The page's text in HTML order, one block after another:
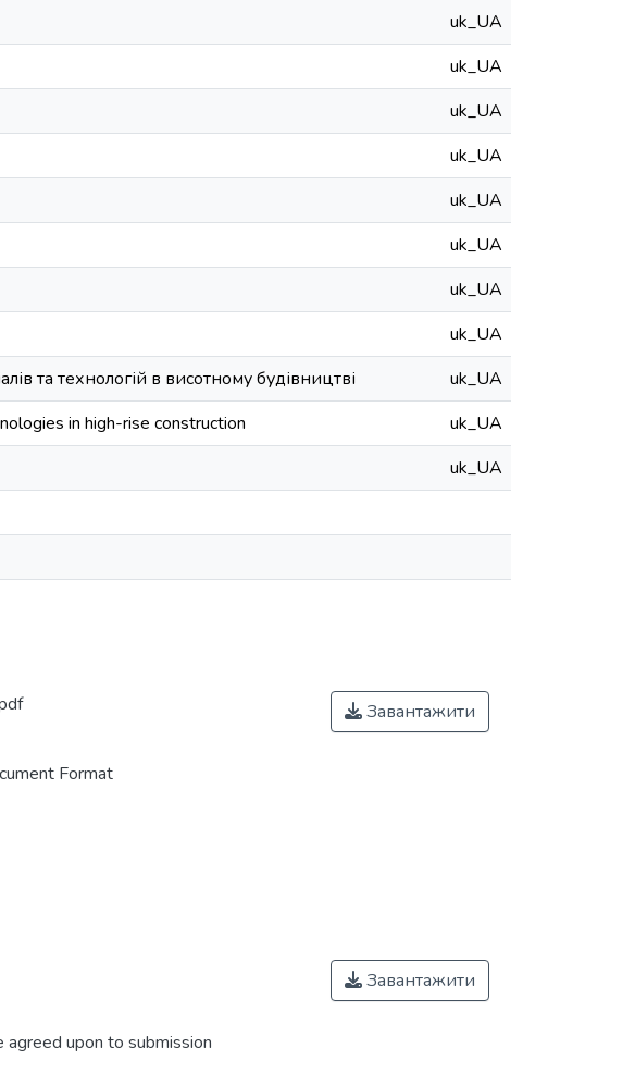
uk_UA
uk_UA
uk_UA
uk_UA
uk_UA
uk_UA
uk_UA
uk_UA
та технологій в висотному будівництві
uk_UA
in high-rise construction
uk_UA
uk_UA
Format
Завантажити
upon to submission
Завантажити